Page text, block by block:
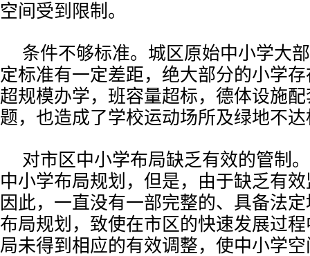
空间受到限制。
条件不够标准。城区原始中小学大
定标准有一定差距，绝大部分的小学
超规模办学，班容量超标，德体设施
题，也造成了学校运动场所及绿地不
对市区中小学布局缺乏有效的管制
中小学布局规划，但是，由于缺乏有
因此，一直没有一部完整的、具备法
布局规划，致使在市区的快速发展过
局未得到相应的有效调整，使中小学